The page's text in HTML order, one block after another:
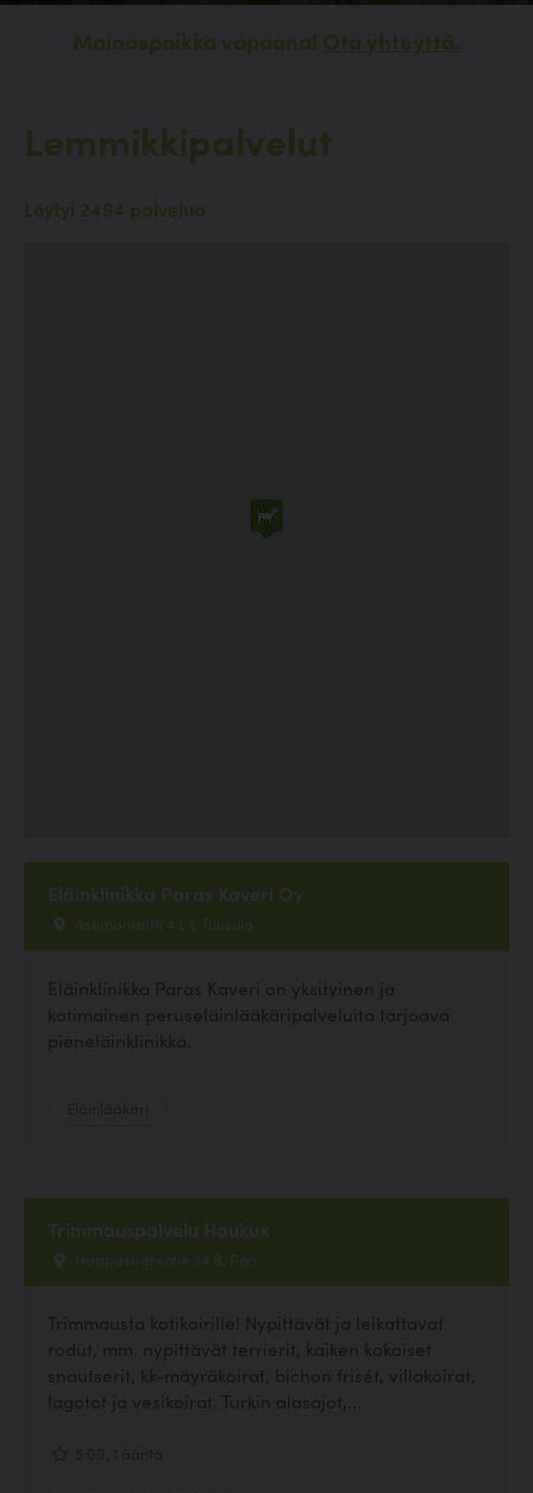
Mainospaikka vapaana! Ota yhteyttä.
Lemmikkipalvelut
Löytyi 2494 palvelua
Eläinklinikka Paras Kaveri Oy
Asemanraitti 4 L 1, Tuusula
Eläinklinikka Paras Kaveri on yksityinen ja
kotimainen peruseläinlääkäripalveluita tarjoava
pieneläinklinikka.
Trimmauspalvelu Haukux
Haapasaarentie 34 B, Pori
Trimmausta kotikoirille! Nypittävät ja leikattavat
rodut, mm. nypittävät terrierit, kaiken kokoiset
snautserit, kk-mäyräkoirat, bichon frisét, villakoirat,
lagotot ja vesikoirat. Turkin alasajot,...